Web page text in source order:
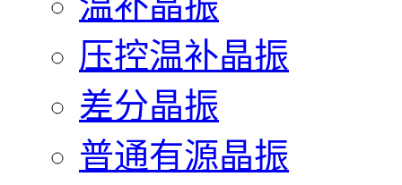
压控温补晶振
差分晶振
普通有源晶振